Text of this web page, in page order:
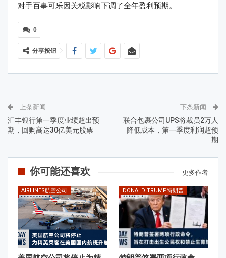
对手百事可乐因关税影响下调了全年盈利预期。
0
分享按钮
上条新闻
汇丰银行第一季度业绩超出预
期，回购高达30亿美元股票
下条新闻
联合包裹公司UPS将裁员2万人
降低成本，第一季度利润超预
期
你可能还喜欢 更多作者
AIRLINES航空公司 DONALD TRUMP特朗普